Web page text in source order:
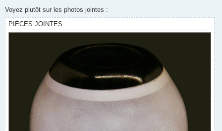
Voyez plutôt sur les photos jointes :
PIÈCES JOINTES